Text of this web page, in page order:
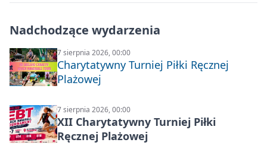
Nadchodzące wydarzenia
7 sierpnia 2026, 00:00
Charytatywny Turniej Piłki Ręcznej
Plażowej
7 sierpnia 2026, 00:00
XII Charytatywny Turniej Piłki
Ręcznej Plażowej